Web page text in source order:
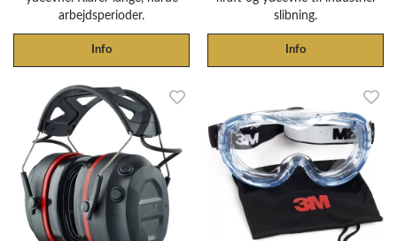
arbejdsperioder.
Info
slibning.
Info